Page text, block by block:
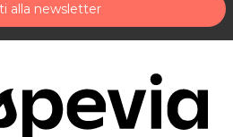
alla newsletter